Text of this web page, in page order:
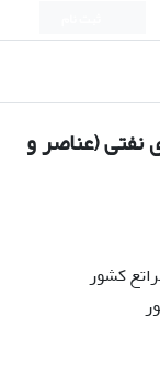
نفتی (عناصر و
کشور